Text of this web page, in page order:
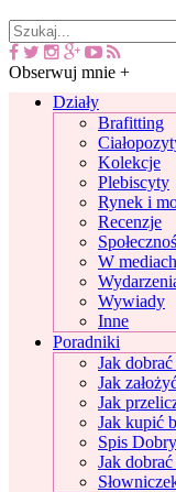
Obserwuj mnie +
Działy
Brafitting
Kolekcje
Plebiscyty
Rynek i
Recenzje
W mediach
Wywiady
Inne
Poradniki
Jak
Jak
Jak
Jak kupić
Spis
Jak